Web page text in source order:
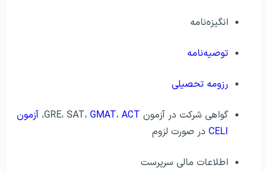
انگیزه‌نامه
توصیه‌نامه
رزومه تحصیلی
گواهی شرکت در آزمون GRE، SAT، GMAT، ACT ، آزمون
CELI در صورت لزوم
اطلاعات مالی سرپرست